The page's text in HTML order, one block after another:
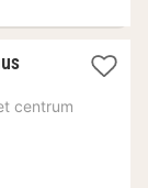
1
vanaf
centrum